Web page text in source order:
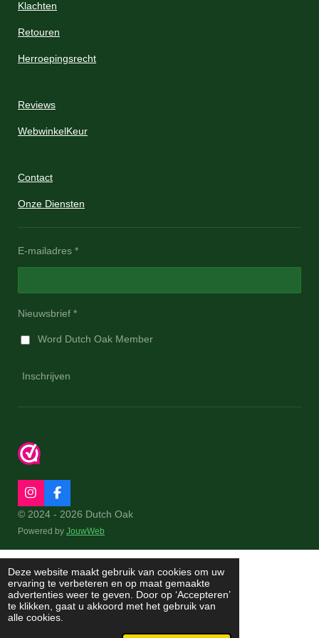
Deze website maakt gebruik van cookies om uw
ervaring te verbeteren en op maat gemaakte
advertenties weer te geven. Door op ‘Accepteren’
te klikken, gaat u akkoord met het gebruik van
alle cookies.
Klachten
Retouren
Herroepingsrecht
Reviews
WebwinkelKeur
Contact
Onze Diensten
E-mailadres *
Nieuwsbrief *
Word Dutch Oak Member
Inschrijven
I
n
s
t
a
m
F
a
c
e
o
k
© 2024 - 2026 Dutch Oak
Powered by JouwWeb